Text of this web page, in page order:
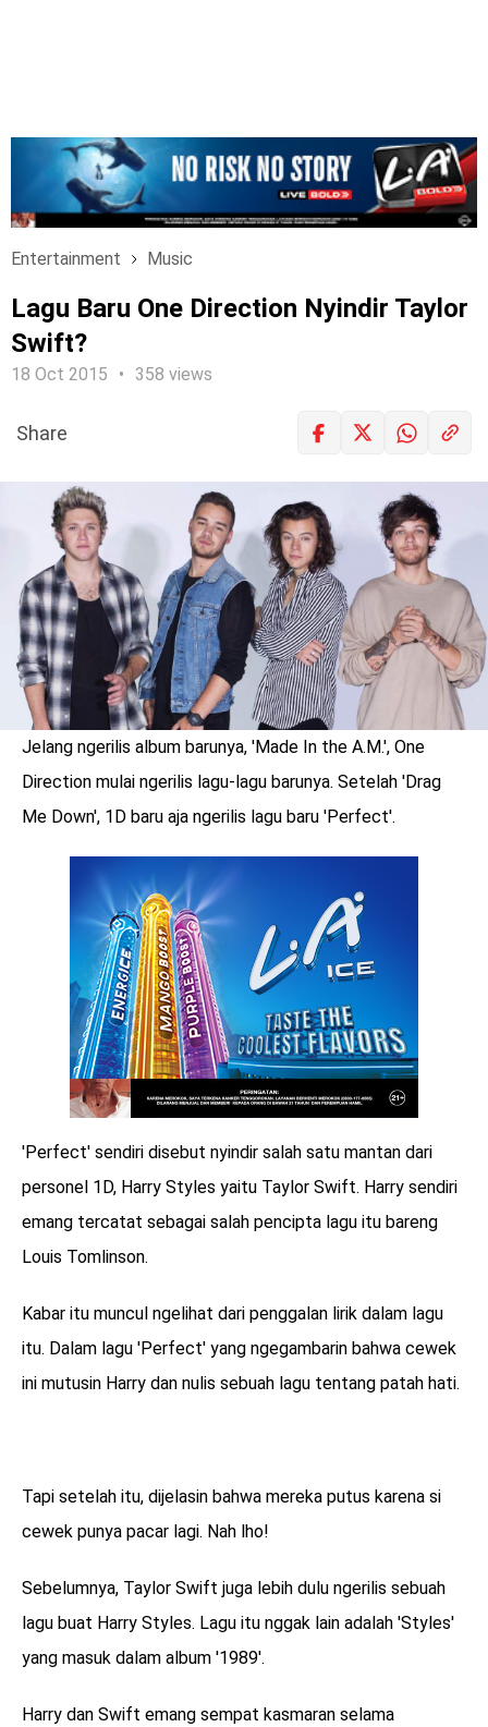
Entertainment Music
Lagu Baru One Direction Nyindir Taylor
Swift?
18 Oct 2015 358 views
benefit
menarik
LOGIN
Share
Jelang ngerilis album barunya, 'Made In the A.M.', One
Direction mulai ngerilis lagu-lagu barunya. Setelah 'Drag
Me Down', 1D baru aja ngerilis lagu baru 'Perfect'.
'Perfect' sendiri disebut nyindir salah satu mantan dari
personel 1D, Harry Styles yaitu Taylor Swift. Harry sendiri
emang tercatat sebagai salah pencipta lagu itu bareng
Louis Tomlinson.
Kabar itu muncul ngelihat dari penggalan lirik dalam lagu
itu. Dalam lagu 'Perfect' yang ngegambarin bahwa cewek
ini mutusin Harry dan nulis sebuah lagu tentang patah hati.
Tapi setelah itu, dijelasin bahwa mereka putus karena si
cewek punya pacar lagi. Nah lho!
Sebelumnya, Taylor Swift juga lebih dulu ngerilis sebuah
lagu buat Harry Styles. Lagu itu nggak lain adalah 'Styles'
yang masuk dalam album '1989'.
Harry dan Swift emang sempat kasmaran selama